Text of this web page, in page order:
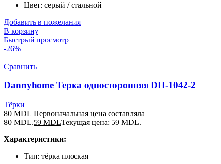
Цвет: серый / стальной
Добавить в пожелания
В корзину
Быстрый просмотр
-26%
Сравнить
Dannyhome Терка односторонняя DH-1042-2
Тёрки
80MDL Первоначальная цена составляла
80 MDL.59 MDLТекущая цена: 59 MDL.
Характеристики:
Тип: тёрка плоская